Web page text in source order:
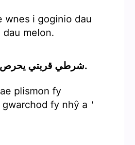
wnes i goginio dau
melon.
4. شرطي قريتي يحرص بيتي وبيتك.
plismon fy
fy nhŷ a＇